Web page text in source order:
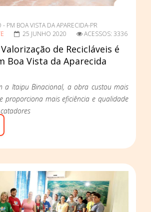
PM BOA VISTA DA APARECIDA-PR
25 JUNHO 2020 ACESSOS: 3336
de Recicláveis é
Boa Vista da Aparecida
a Itaipu Binacional, a obra custou mais
proporciona mais eficiência e qualidade